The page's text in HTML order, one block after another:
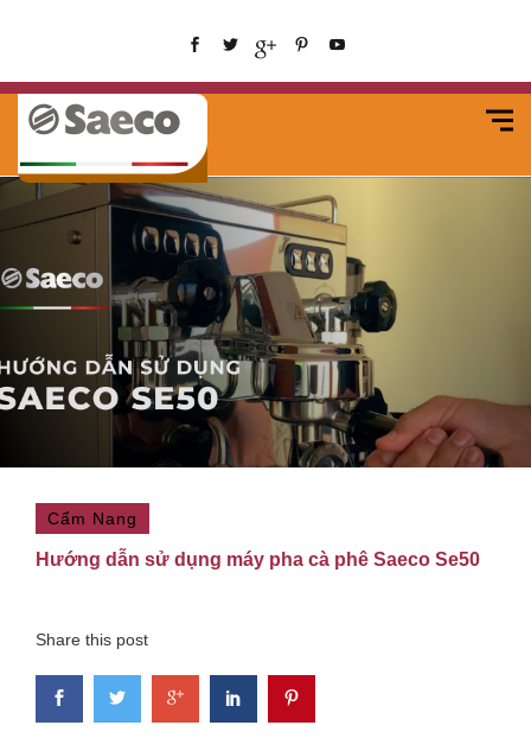
Cẩm Nang
Hướng dẫn sử dụng máy pha cà phê Saeco Se50
Share this post